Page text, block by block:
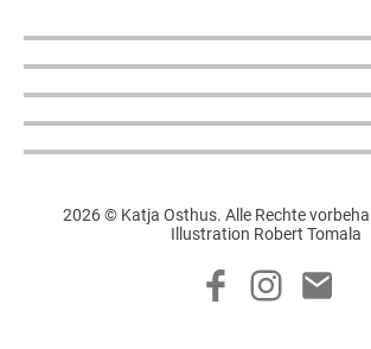
2026 © Katja Osthus. Alle Rechte
Illustration Robert Tomala